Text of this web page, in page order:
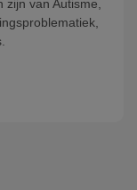
van Autisme,